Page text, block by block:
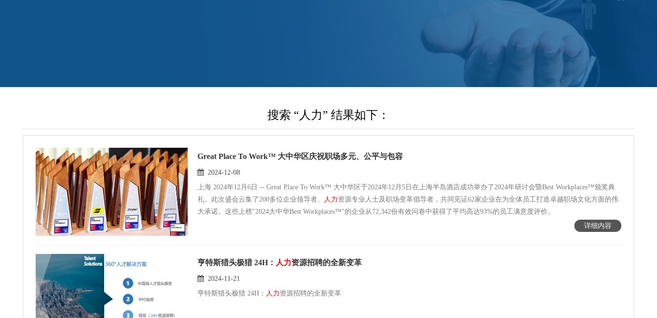
搜索 “人力” 结果如下：
Great Place To Work™ 大中华区庆祝职场多元、公平与包容
2024-12-08
上海 2024年12月6日 -- Great Place To Work™ 大中华区于2024年12月5日在上海半岛酒店成功举办了2024年研讨会暨Best Workplaces™颁奖典
礼。此次盛会云集了200多位企业领导者、
人力 资源专业人士及职场变革倡导者，共同见证62家企业在为全体员工打造卓越职场文化方面的伟
大承诺。这些上榜"2024大中华Best Workplaces™"的企业从72,342份有效问卷中获得了平均高达93%的员工满意度评价。
详细内容
亨特斯猎头极猎 24H： 人力资源招聘的全新变革
2024-11-21
亨特斯猎头极猎 24H： 人力 资源招聘的全新变革